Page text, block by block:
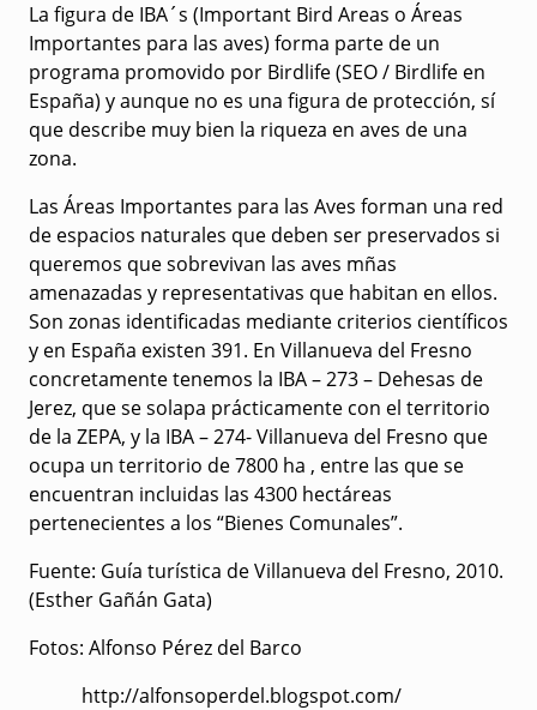
La figura de IBA´s (Important Bird Areas o Áreas
Importantes para las aves) forma parte de un
programa promovido por Birdlife (SEO / Birdlife en
España) y aunque no es una figura de protección, sí
que describe muy bien la riqueza en aves de una
zona.
Las Áreas Importantes para las Aves forman una red
de espacios naturales que deben ser preservados si
queremos que sobrevivan las aves mñas
amenazadas y representativas que habitan en ellos.
Son zonas identificadas mediante criterios científicos
y en España existen 391. En Villanueva del Fresno
concretamente tenemos la IBA – 273 – Dehesas de
Jerez, que se solapa prácticamente con el territorio
de la ZEPA, y la IBA – 274- Villanueva del Fresno que
ocupa un territorio de 7800 ha , entre las que se
encuentran incluidas las 4300 hectáreas
pertenecientes a los “Bienes Comunales”.
Fuente: Guía turística de Villanueva del Fresno, 2010.
(Esther Gañán Gata)
Fotos: Alfonso Pérez del Barco
http://alfonsoperdel.blogspot.com/